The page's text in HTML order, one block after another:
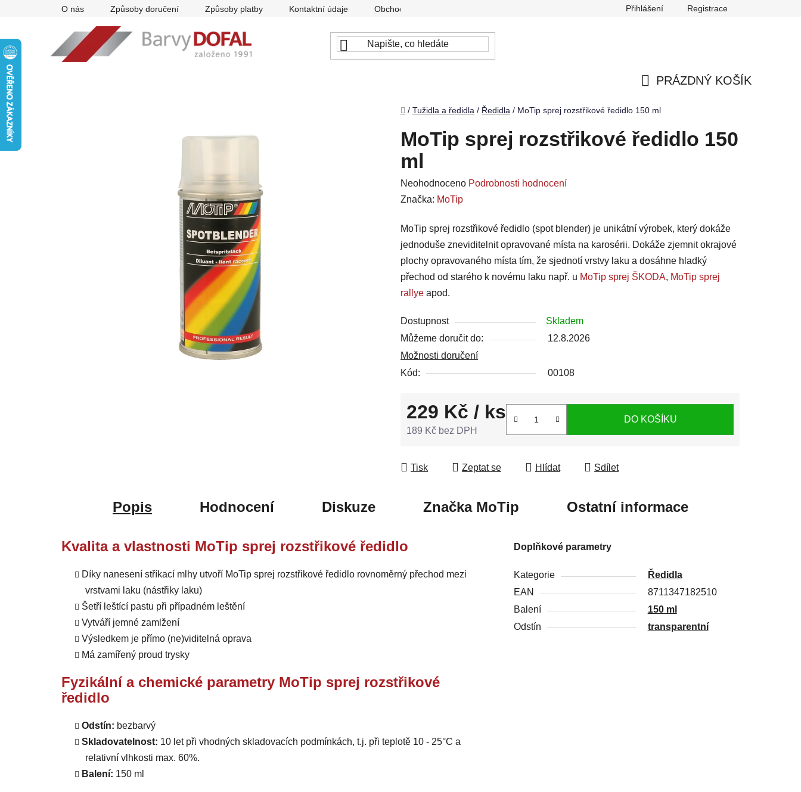
O nás Způsoby doručení Způsoby platby Kontaktní údaje Obchodní podmínky Reklamace Odstoupení od smlouvy
Přihlášení Registrace
PRÁZDNÝ KOŠÍK
Domů
/ Tužidla a ředidla / Ředidla / MoTip sprej rozstřikové ředidlo 150 ml
MoTip sprej rozstřikové ředidlo 150
ml
Průměrné
hodnocení
je
0,0
z
5
hvězdiček.
Neohodnoceno Podrobnosti hodnocení
Značka: MoTip
MoTip sprej rozstřikové ředidlo (spot blender) je unikátní výrobek, který dokáže
jednoduše zneviditelnit opravované místa na karosérii. Dokáže zjemnit okrajové
plochy opravovaného místa tím, že sjednotí vrstvy laku a dosáhne hladký
přechod od starého k novému laku např. u MoTip sprej ŠKODA, MoTip sprej
rallye apod.
Dostupnost
Skladem
Můžeme doručit do:
12.8.2026
Možnosti doručení
Kód:
00108
229 Kč / ks
189 Kč bez DPH
DO KOŠÍKU
Tisk Zeptat se Hlídat Sdílet
Popis Hodnocení Diskuze ZnačkaMoTip Ostatní informace
Kvalita a vlastnosti MoTip sprej rozstřikové ředidlo
Díky nanesení stříkací mlhy utvoří MoTip sprej rozstřikové ředidlo rovnoměrný přechod mezi
vrstvami laku (nástřiky laku)
Šetří leštící pastu při případném leštění
Vytváří jemné zamlžení
Výsledkem je přímo (ne)viditelná oprava
Má zamířený proud trysky
Fyzikální a chemické parametry MoTip sprej rozstřikové
ředidlo
Odstín: bezbarvý
Skladovatelnost: 10 let při vhodných skladovacích podmínkách, t.j. při teplotě 10 - 25°C a
relativní vlhkosti max. 60%.
Balení: 150 ml
Doplňkové parametry
Kategorie
Ředidla
EAN
8711347182510
Balení
150 ml
Odstín
transparentní